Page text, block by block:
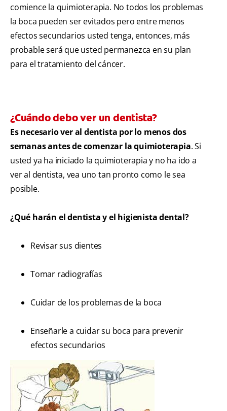
comience la quimioterapia. No todos los problemas
la boca pueden ser evitados pero entre menos
efectos secundarios usted tenga, entonces, más
probable será que usted permanezca en su plan
para el tratamiento del cáncer.
¿Cuándo debo ver un dentista?
Es necesario ver al dentista por lo menos dos
semanas antes de comenzar la quimioterapia. Si
usted ya ha iniciado la quimioterapia y no ha ido a
ver al dentista, vea uno tan pronto como le sea
posible.
¿Qué harán el dentista y el higienista dental?
Revisar sus dientes
Tomar radiografías
Cuidar de los problemas de la boca
Enseñarle a cuidar su boca para prevenir
efectos secundarios